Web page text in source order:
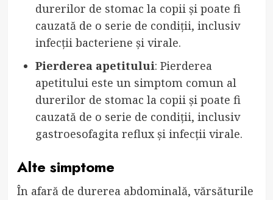
durerilor de stomac la copii și poate fi
cauzată de o serie de condiții, inclusiv
infecții bacteriene și virale.
Pierderea apetitului: Pierderea
apetitului este un simptom comun al
durerilor de stomac la copii și poate fi
cauzată de o serie de condiții, inclusiv
gastroesofagita reflux și infecții virale.
Alte simptome
În afară de durerea abdominală, vărsăturile